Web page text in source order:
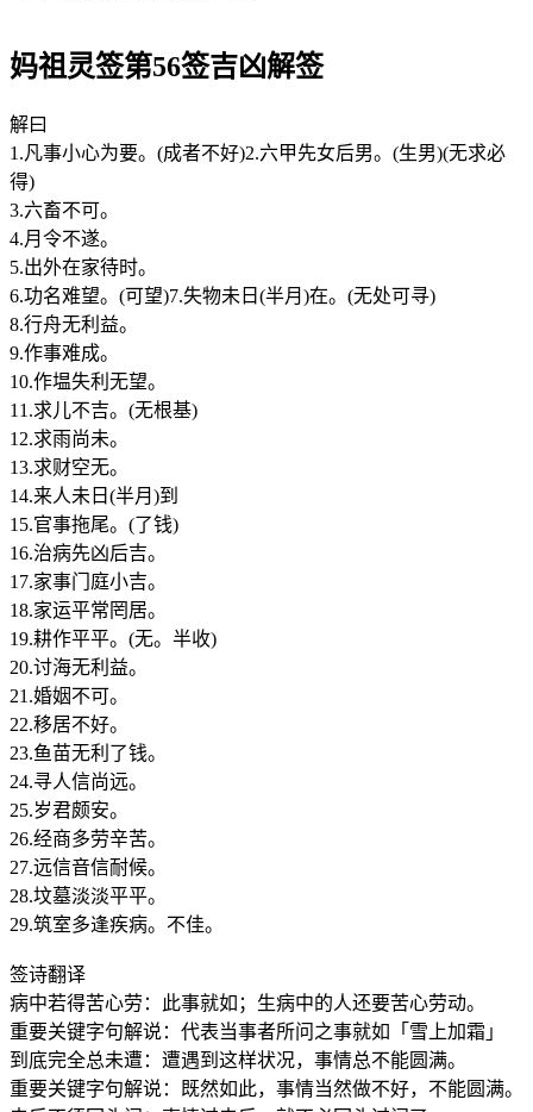
妈祖灵签第56签吉凶解签
解曰
1.凡事小心为要。(成者不好)2.六甲先女后男。(生男)(无求必
得)
3.六畜不可。
4.月令不遂。
5.出外在家待时。
6.功名难望。(可望)7.失物未日(半月)在。(无处可寻)
8.行舟无利益。
9.作事难成。
10.作塭失利无望。
11.求儿不吉。(无根基)
12.求雨尚未。
13.求财空无。
14.来人未日(半月)到
15.官事拖尾。(了钱)
16.治病先凶后吉。
17.家事门庭小吉。
18.家运平常罔居。
19.耕作平平。(无。半收)
20.讨海无利益。
21.婚姻不可。
22.移居不好。
23.鱼苗无利了钱。
24.寻人信尚远。
25.岁君颇安。
26.经商多劳辛苦。
27.远信音信耐候。
28.坟墓淡淡平平。
29.筑室多逢疾病。不佳。
签诗翻译
病中若得苦心劳：此事就如；生病中的人还要苦心劳动。
重要关键字句解说：代表当事者所问之事就如「雪上加霜」
到底完全总未遭：遭遇到这样状况，事情总不能圆满。
重要关键字句解说：既然如此，事情当然做不好，不能圆满。